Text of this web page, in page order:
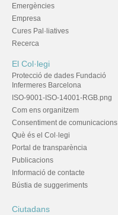
Emergències
Empresa
Cures Pal·liatives
Recerca
El Col·legi
Protecció de dades Fundació
Infermeres Barcelona
ISO-9001-ISO-14001-RGB.png
Com ens organitzem
Consentiment de comunicacions
Què és el Col·legi
Portal de transparència
Publicacions
Informació de contacte
Bústia de suggeriments
Ciutadans